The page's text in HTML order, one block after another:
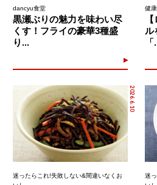
dancyu食堂
黒瀬ぶりの魅力を味わい尽
くす！フライの豪華3種盛
り...
健
ル
2026.6.10
迷ったらこれ!失敗しない&間違いなくお
迷